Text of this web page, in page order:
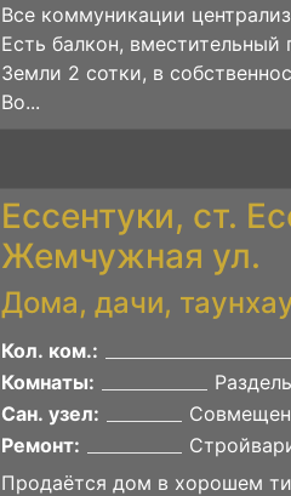
Все коммуникации
Есть балкон, вместительный
Земли 2 сотки, в
Во...
Ессентуки, ст.
Жемчужная ул.
Дома, дачи,
Кол. ком.:
Комнаты:
Сан. узел:
Ремонт:
Продаётся дом в хорошем